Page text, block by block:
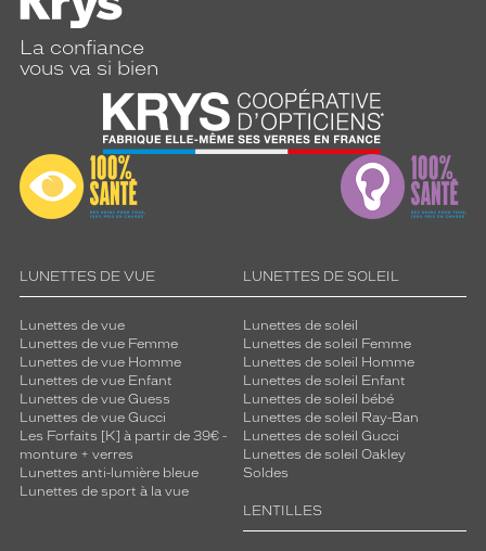
La confiance
vous va si bien
LUNETTES DE VUE
Lunettes de vue
Lunettes de vue Femme
Lunettes de vue Homme
Lunettes de vue Enfant
Lunettes de vue Guess
Lunettes de vue Gucci
Les Forfaits [K] à partir de 39€ -
monture + verres
Lunettes anti-lumière bleue
Lunettes de sport à la vue
LUNETTES DE SOLEIL
Lunettes de soleil
Lunettes de soleil Femme
Lunettes de soleil Homme
Lunettes de soleil Enfant
Lunettes de soleil bébé
Lunettes de soleil Ray-Ban
Lunettes de soleil Gucci
Lunettes de soleil Oakley
Soldes
LENTILLES